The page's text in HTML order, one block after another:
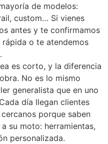
de modelos:
custom… Si vienes
antes y te confirmamos
o te atendemos
es corto, y la diferencia
No es lo mismo
generalista que en uno
día llegan clientes
porque saben
su moto: herramientas,
personalizada.